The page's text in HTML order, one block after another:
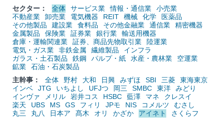
セクター：
全体 サービス業 情報・通信業
小売業
不動産業
卸売業 電気機器 REIT 機械 化学
医薬品
その他製品
建設業 食料品 その他金融業 通信業
精密機器
金属製品
保険業 証券業 銀行業
輸送用機器
倉庫・運輸関連業
証券、商品先物取引業
陸運業
電気・ガス業
非鉄金属 繊維製品
インフラ
ガラス・土石製品
鉄鋼 パルプ・紙 水産・農林業
空運業
鉱業
石油・石炭製品
主幹事：
全体 野村 大和 日興 みずほ SBI 三菱
東海東京
インベ
JTG いちよし UFJつ 岡三 SMBC 東洋
みどり
インヴァ
メリル 岩井コス HSBC 藍澤 マネ
クレスイ
楽天
UBS MS GS フィリ JPモ NIS コメルツ
むさし
丸三
丸八 日本ア 髙木 オリ かざか アイネト
さくらフ